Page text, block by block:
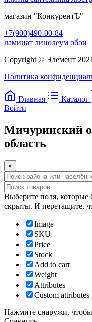
магазин "КонкурентЪ"
+7(900)490-00-84
ламинат линолеум обои
Copyright © Элемент
Политика
Главная Каталог
Войти
Мичуринский
область
×
Прокрутка
вверх
Выберите поля, которые
скрыты. И перетащите,
Image
SKU
Price
Stock
Add to cart
Weight
Attributes
Custom attributes
Нажмите снаружи,